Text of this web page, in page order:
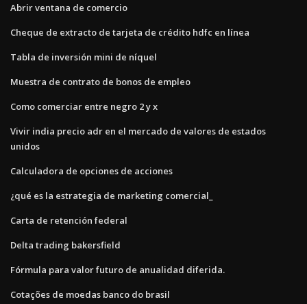
Abrir ventana de comercio
Cheque de extracto de tarjeta de crédito hdfc en línea
Tabla de inversión mini de níquel
Muestra de contrato de bonos de empleo
Como comerciar entre negro 2 y x
Vivir india precio adr en el mercado de valores de estados
unidos
Calculadora de opciones de acciones
¿qué es la estrategia de marketing comercial_
Carta de retención federal
Delta trading bakersfield
Fórmula para valor futuro de anualidad diferida.
Cotações de moedas banco do brasil